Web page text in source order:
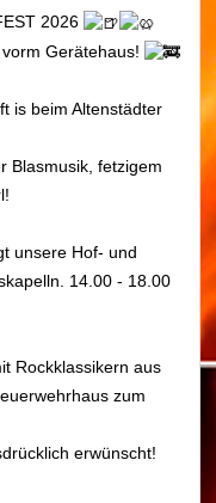
2026
Gerätehaus!
is beim Altenstädter
Blasmusik, fetzigem
unsere Hof- und
14.00 - 18.00
Rockklassikern aus
zum
erwünscht!